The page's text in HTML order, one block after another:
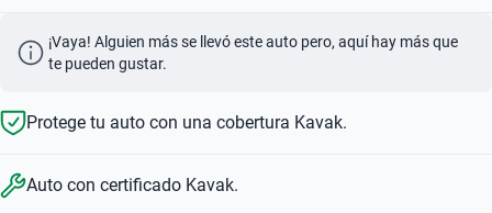
¡Vaya! Alguien más se llevó este auto pero, aquí hay más que
te pueden gustar.
Protege tu auto con una cobertura Kavak.
Auto con certificado Kavak.